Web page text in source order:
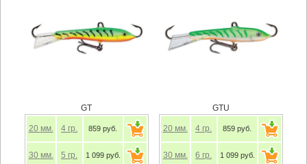
GT
20 мм. 4 гр. 859 руб.
30 мм. 5 гр. 1 099 руб.
GTU
20 мм. 4 гр. 859 руб.
30 мм. 6 гр. 1 099 руб.